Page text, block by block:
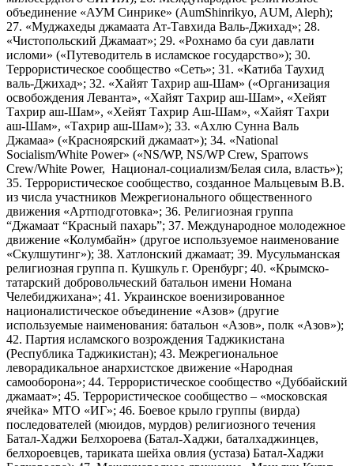
объединение «АУМ Синрике» (AumShinrikyo, AUM, Aleph);
27. «Муджахеды джамаата Ат-Тавхида Валь-Джихад»; 28.
«Чистопольский Джамаат»; 29. «Рохнамо ба суи давлати
исломи» («Путеводитель в исламское государство»); 30.
Террористическое сообщество «Сеть»; 31. «Катиба Таухид
валь-Джихад»; 32. «Хайят Тахрир аш-Шам» («Организация
освобождения Леванта», «Хайят Тахрир аш-Шам», «Хейят
Тахрир аш-Шам», «Хейят Тахрир Аш-Шам», «Хайят Тахри
аш-Шам», «Тахрир аш-Шам»); 33. «Ахлю Сунна Валь
Джамаа» («Красноярский джамаат»); 34. «National
Socialism/White Power» («NS/WP, NS/WP Crew, Sparrows
Crew/White Power, Национал-социализм/Белая сила, власть»);
35. Террористическое сообщество, созданное Мальцевым В.В.
из числа участников Межрегионального общественного
движения «Артподготовка»; 36. Религиозная группа
“Джамаат “Красный пахарь”; 37. Международное молодежное
движение «Колумбайн» (другое используемое наименование
«Скулшутинг»); 38. Хатлонский джамаат; 39. Мусульманская
религиозная группа п. Кушкуль г. Оренбург; 40. «Крымско-
татарский добровольческий батальон имени Номана
Челебиджихана»; 41. Украинское военизированное
националистическое объединение «Азов» (другие
используемые наименования: батальон «Азов», полк «Азов»);
42. Партия исламского возрождения Таджикистана
(Республика Таджикистан); 43. Межрегиональное
леворадикальное анархистское движение «Народная
самооборона»; 44. Террористическое сообщество «Дуббайский
джамаат»; 45. Террористическое сообщество – «московская
ячейка» МТО «ИГ»; 46. Боевое крыло группы (вирда)
последователей (мюидов, мурдов) религиозного течения
Батал-Хаджи Белхороева (Батал-Хаджи, баталхаджинцев,
белхороевцев, тариката шейха овлия (устаза) Батал-Хаджи